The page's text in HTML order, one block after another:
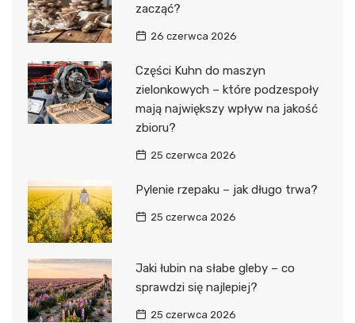
zacząć?
26 czerwca 2026
Części Kuhn do maszyn
zielonkowych – które podzespoły
mają największy wpływ na jakość
zbioru?
25 czerwca 2026
Pylenie rzepaku – jak długo trwa?
25 czerwca 2026
Jaki łubin na słabe gleby – co
sprawdzi się najlepiej?
25 czerwca 2026